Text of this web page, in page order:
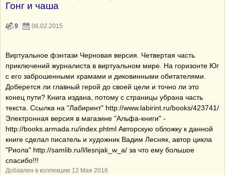
Гонг и чаша
9 06.02.2015
Виртуальное фэнтази Черновая версия. Четвертая часть
приключений журналиста в виртуальном мире. На горизонте Юг
с его заброшенными храмами и диковинными обитателями.
Доберется ли главный герой до своей цели и точно ли это
конец пути? Книга издана, потому с страницы убрана часть
текста. Ссылка на "Лабиринт" http://www.labirint.ru/books/423741/
Электронная версия в магазине "Альфа-книги" -
http://books.armada.ru/index.phtml Авторскую обложку к данной
книге сделал писатель и художник Вадим Лесняк, автор цикла
"Риола" http://samlib.ru/l/lesnjak_w_a/ за что ему большое
спасибо!!!
Добавлен в коллекцию 12 Мая 2016